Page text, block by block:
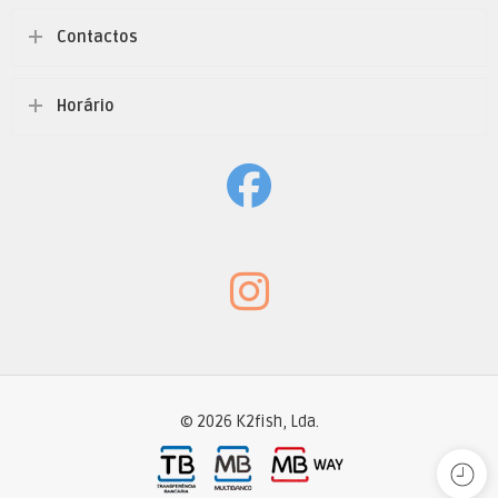
7gr (1/4oz) - Anzol 4/0
Contactos
Horário
© 2026 K2fish, Lda.